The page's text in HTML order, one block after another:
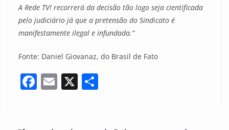
A Rede TV! recorrerá da decisão tão logo seja cientificada
pelo judiciário já que a pretensão do Sindicato é
manifestamente ilegal e infundada.”
Fonte: Daniel Giovanaz, do Brasil de Fato
F E X